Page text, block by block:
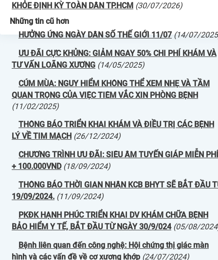
KHỎE ĐỊNH KỲ TOÀN DÂN TP.HCM (30/07/2026)
Những tin cũ hơn
HƯỞNG ỨNG NGÀY DÂN SỐ THẾ GIỚI 11/07 (14/07/
ƯU ĐÃI CỰC KHỦNG: GIẢM NGAY 50% CHI PHÍ KHÁM VÀ
TƯ VẤN LOÃNG XƯƠNG (14/05/2025)
CÚM MÙA: NGUY HIỂM KHÔNG THỂ XEM NHẸ VÀ TẦM
QUAN TRỌNG CỦA VIỆC TIÊM VẮC XIN PHÒNG BỆNH
(11/02/2025)
THÔNG BÁO TRIỂN KHAI KHÁM VÀ ĐIỀU TRỊ CÁC BỆNH
LÝ VỀ TIM MẠCH (26/12/2024)
CHƯƠNG TRÌNH ƯU ĐÃI: SIÊU ÂM TUYẾN GIÁP MIỄN PHÍ
+ 100.000VND (18/09/2024)
THÔNG BÁO THỜI GIAN NHẬN KCB BHYT SẼ BẮT ĐẦU
19/09/2024. (11/09/2024)
PKĐK HẠNH PHÚC TRIỂN KHAI DV KHÁM CHỮA BỆNH
BẢO HIỂM Y TẾ, BẮT ĐẦU TỪ NGÀY 30/9/024 (05/08/
Bệnh liên quan đến công nghệ: Hội chứng thị giác màn
hình và các vấn đề về cơ xương khớp (24/07/2024)